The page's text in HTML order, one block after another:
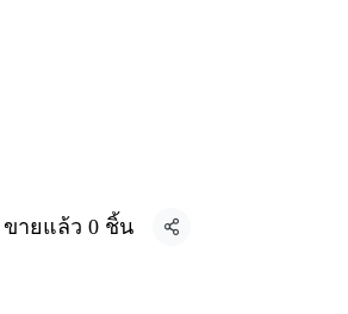
ขายแล้ว 0 ชิ้น
แชร์